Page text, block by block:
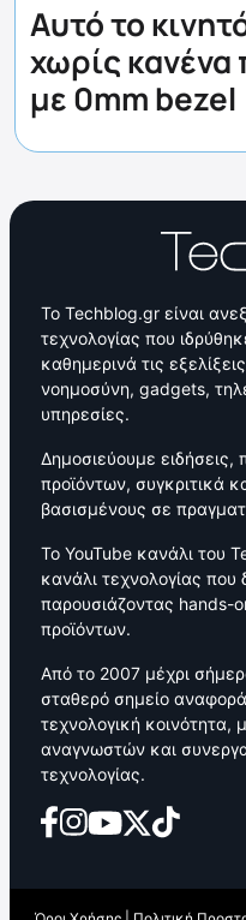
Αυτό το
χωρίς κανένα
με 0mm bezel
Το Techblog.gr είναι
τεχνολογίας που
καθημερινά τις
νοημοσύνη, gadgets,
υπηρεσίες.
Δημοσιεύουμε ειδήσεις,
προϊόντων, συγκριτικά
βασισμένους σε
Το YouTube κανάλι του
κανάλι τεχνολογίας
παρουσιάζοντας hands-
προϊόντων.
Από το 2007 μέχρι
σταθερό σημείο
τεχνολογική κοινότητα,
αναγνωστών και
τεχνολογίας.